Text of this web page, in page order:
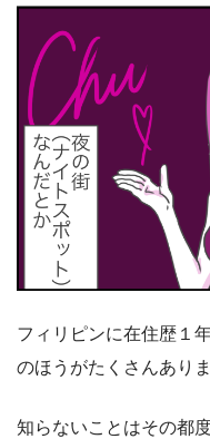
フィリピンに在住歴１
のほうがたくさんありま
知らないことはその都